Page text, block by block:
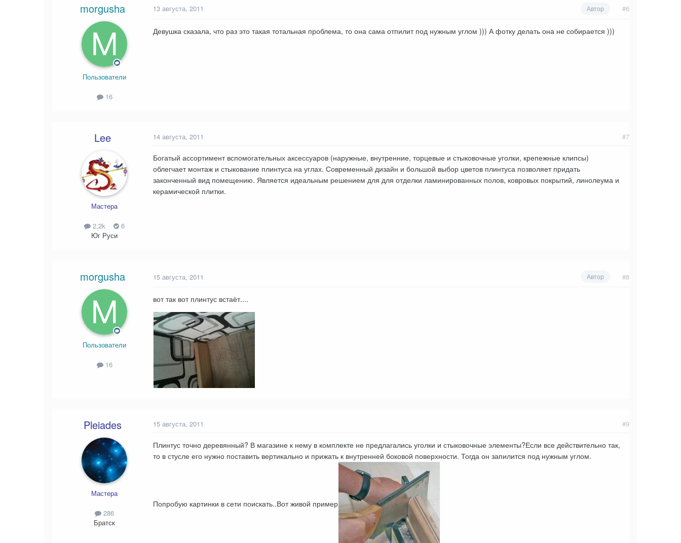
morgusha
Пользователи
16
Автор #6
13 августа, 2011
Девушка сказала, что раз это такая тотальная проблема, то она сама отпилит под нужным углом ))) А фотку делать она не собирается )))
Lee
Мастера
2,2k
6
Юг Руси
#7
14 августа, 2011
Богатый ассортимент вспомогательных аксессуаров (наружные, внутренние, торцевые и стыковочные уголки, крепежные клипсы)
облегчает монтаж и стыкование плинтуса на углах. Современный дизайн и большой выбор цветов плинтуса позволяет придать
законченный вид помещению. Является идеальным решением для для отделки ламинированных полов, ковровых покрытий, линолеума и
керамической плитки.
morgusha
Пользователи
16
Автор #8
15 августа, 2011
вот так вот плинтус встаёт....
Pleiades
Мастера
286
Братск
#9
15 августа, 2011
Плинтус точно деревянный? В магазине к нему в комплекте не предлагались уголки и стыковочные элементы?Если все действительно так,
то в стусле его нужно поставить вертикально и прижать к внутренней боковой поверхности. Тогда он запилится под нужным углом.
Попробую картинки в сети поискать..Вот живой пример